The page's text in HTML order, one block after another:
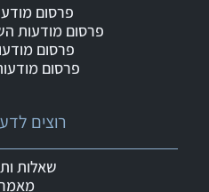
רוצים
שאלות
פרסום
פרסום מודעות
פרסום
פרסום